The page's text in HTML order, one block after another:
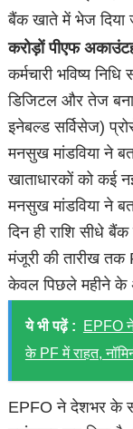
बैंक खाते में भेज दिया
करोड़ों पीएफ
कर्मचारी भविष्य
डिजिटल और तेज
इनेबल्ड सर्विसेज)
मनसुख मांडविया ने
खाताधारकों को कई
मनसुख मांडविया ने
दिन ही राशि सीधे
मंजूरी की तारीख तक
केवल पिछले महीने के
ये भी पढ़ें :
EPFO ने
के PF में राहत,
EPFO ने देशभर के